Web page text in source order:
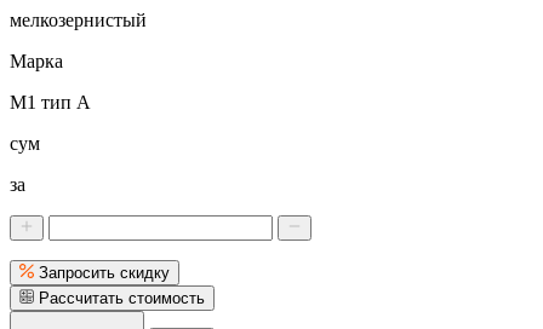
мелкозернистый
Марка
М1 тип А
сум
за
Запросить скидку
Рассчитать стоимость